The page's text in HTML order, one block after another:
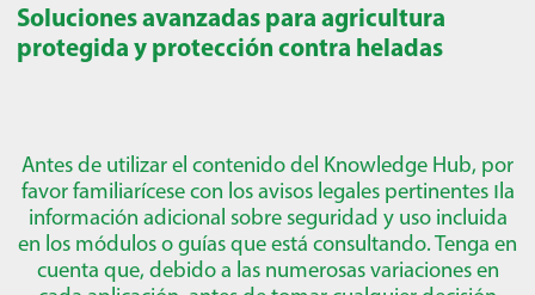
Soluciones avanzadas para agricultura
protegida y protección contra heladas
Antes de utilizar el contenido del Knowledge Hub, por
favor familiarícese con los avisos legales pertinentes וla
información adicional sobre seguridad y uso incluida
en los módulos o guías que está consultando. Tenga en
cuenta que, debido a las numerosas variaciones en